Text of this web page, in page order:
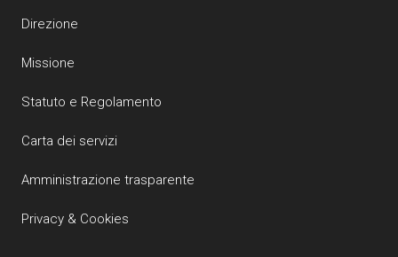
Direzione
Missione
Statuto e Regolamento
Carta dei servizi
Amministrazione trasparente
Privacy & Cookies